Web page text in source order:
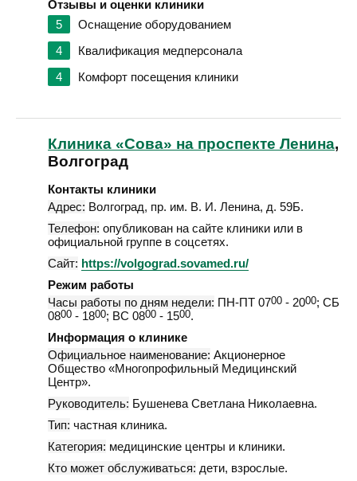
Отзывы и оценки клиники
5
Оснащение оборудованием
4
Квалификация медперсонала
4
Комфорт посещения клиники
Клиника «Сова» на проспекте Ленина,
Волгоград
Контакты клиники
Адрес: Волгоград, пр. им. В. И. Ленина, д. 59Б.
Телефон: опубликован на сайте клиники или в
официальной группе в соцсетях.
Сайт: https://volgograd.sovamed.ru/
Режим работы
Часы работы по дням недели: ПН-ПТ 0700 - 2000; СБ
0800 - 1800; ВС 0800 - 1500.
Информация о клинике
Официальное наименование: Акционерное
Общество «Многопрофильный Медицинский
Центр».
Руководитель: Бушенева Светлана Николаевна.
Тип: частная клиника.
Категория: медицинские центры и клиники.
Кто может обслуживаться: дети, взрослые.